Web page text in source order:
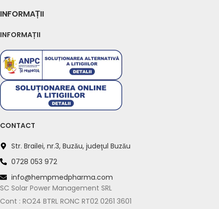
INFORMAȚII
INFORMAȚII
CONTACT
Str. Brailei, nr.3, Buzău, judeţul Buzău
0728 053 972
info@hempmedpharma.com
SC Solar Power Management SRL
Cont : RO24 BTRL RONC RT02 0261 3601
Suport Whatsapp
Răspundem în 5–10 minute
Program: L-V 09:00–18:00
Bună! Am o întrebare despre: Articulații &amp;
Vreau mai multe informații
Mă puteți ajuta cu o recomandare?